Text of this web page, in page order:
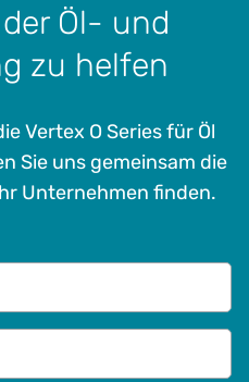
Öl- und
zu helfen
Vertex O Series für Öl
Sie uns gemeinsam die
Unternehmen finden.